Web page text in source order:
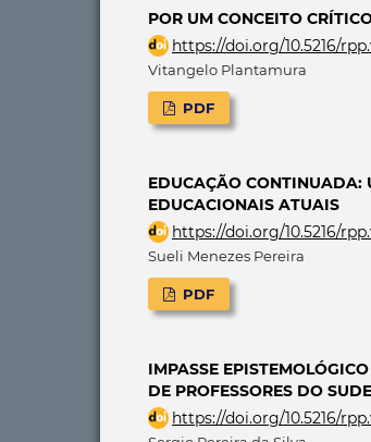
POR UM CONCEITO
https://doi.org/10.5216/
Vitangelo Plantamura
PDF
EDUCAÇÃO CONTINUADA:
EDUCACIONAIS ATUAIS
https://doi.org/10.5216/
Sueli Menezes Pereira
PDF
IMPASSE
DE PROFESSORES DO
https://doi.org/10.5216/